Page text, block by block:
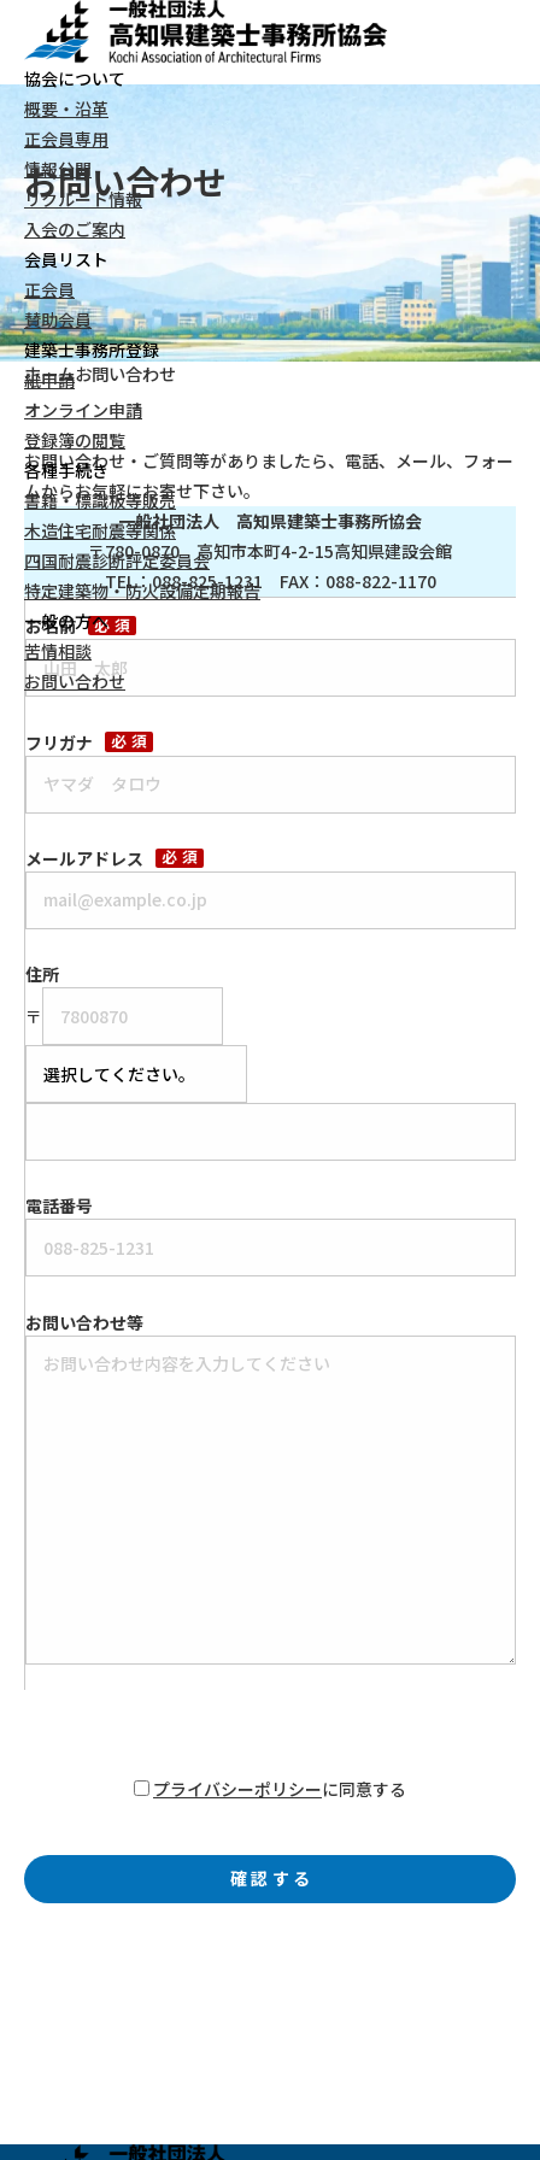
協会について
概要・沿革
正会員専用
情報公開
リクルート情報
入会のご案内
会員リスト
正会員
賛助会員
建築士事務所登録
紙申請
オンライン申請
登録簿の閲覧
各種手続き
書籍・標識板等販売
木造住宅耐震等関係
四国耐震診断評定委員会
特定建築物・防火設備定期報告
一般の方へ
苦情相談
お問い合わせ
お問い合わせ
ホームお問い合わせ
お問い合わせ・ご質問等がありましたら、電話、メール、フォー
ムからお気軽にお寄せ下さい。
一般社団法人 高知県建築士事務所協会
〒780-0870 高知市本町4-2-15高知県建設会館
TEL：088-825-1231 FAX：088-822-1170
お名前
必須
フリガナ 必須
メールアドレス 必須
住所
〒
電話番号
お問い合わせ等
プライバシーポリシーに同意する